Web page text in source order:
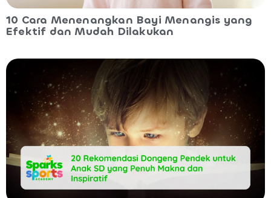
10 Cara Menenangkan Bayi Menangis yang
Efektif dan Mudah Dilakukan